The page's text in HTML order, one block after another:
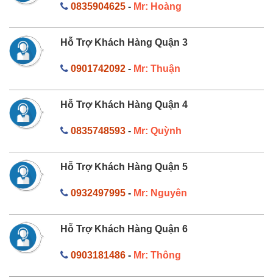
0835904625- Mr: Hoàng
Hỗ Trợ Khách Hàng Quận 3
0901742092- Mr: Thuận
Hỗ Trợ Khách Hàng Quận 4
0835748593- Mr: Quỳnh
Hỗ Trợ Khách Hàng Quận 5
0932497995- Mr: Nguyên
Hỗ Trợ Khách Hàng Quận 6
0903181486- Mr: Thông